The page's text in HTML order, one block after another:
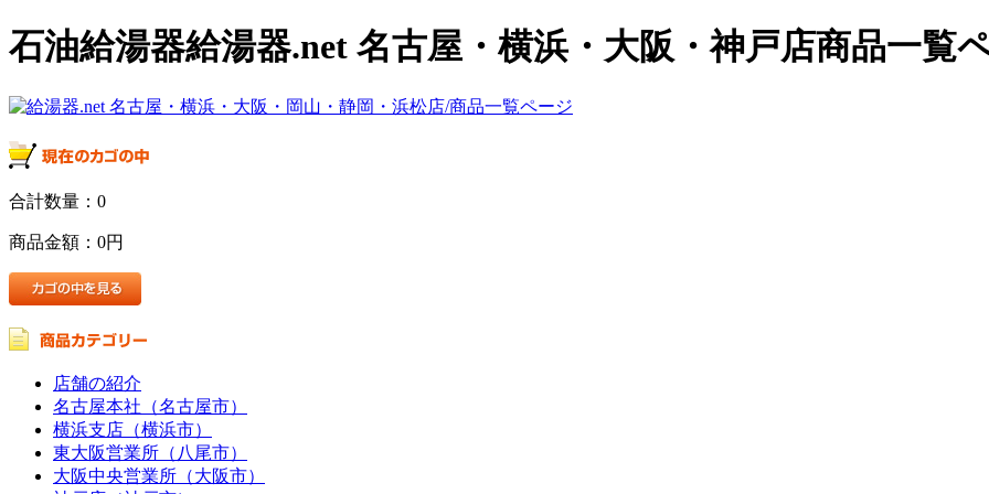
石油給湯器給湯器.net 名古屋・横浜・大阪・神戸店商品一覧
合計数量： 0
商品金額： 0円
店舗の紹介
名古屋本社（名古屋市）
横浜支店（横浜市）
東大阪営業所（八尾市）
大阪中央営業所（大阪市）